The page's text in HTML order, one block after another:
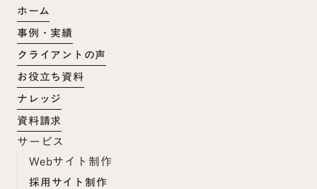
ホーム
事例・実績
クライアントの声
お役立ち資料
ナレッジ
資料請求
サービス
Webサイト制作
採用サイト制作